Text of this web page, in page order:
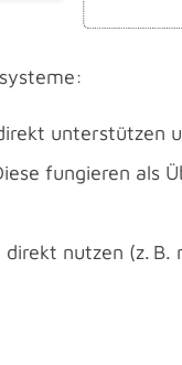
unterstützen
fungieren als
nutzen (z. B.